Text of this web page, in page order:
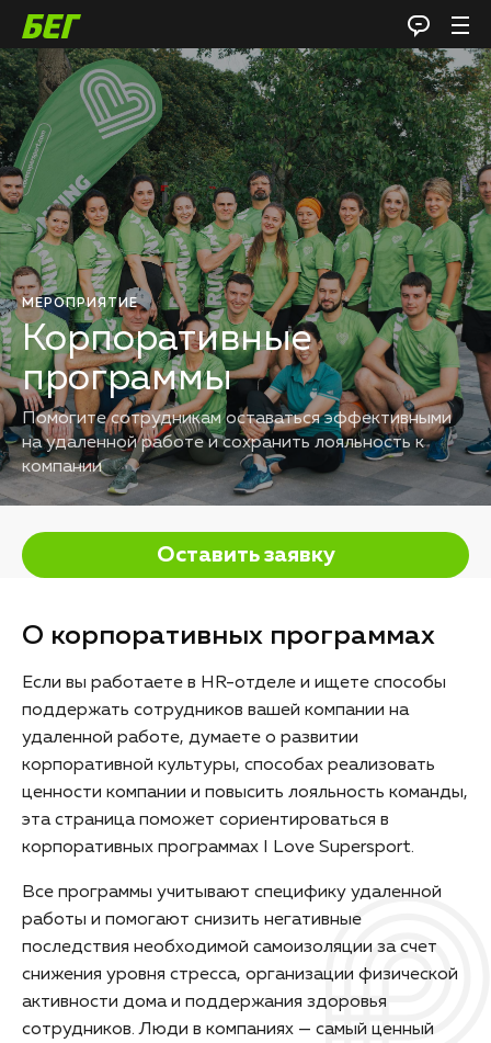
МЕРОПРИЯТИЕ
Корпоративные
программы
Помогите сотрудникам оставаться эффективными
на удаленной работе и сохранить лояльность к
компании
Оставить заявку
О корпоративных программах
Если вы работаете в HR-отделе и ищете способы
поддержать сотрудников вашей компании на
удаленной работе, думаете о развитии
корпоративной культуры, способах реализовать
ценности компании и повысить лояльность команды,
эта страница поможет сориентироваться в
корпоративных программах I Love Supersport.
Все программы учитывают специфику удаленной
работы и помогают снизить негативные
последствия необходимой самоизоляции за счет
снижения уровня стресса, организации физической
активности дома и поддержания здоровья
сотрудников. Люди в компаниях — самый ценный